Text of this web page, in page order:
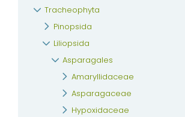
Tracheophyta
Pinopsida
Liliopsida
Asparagales
Amaryllidaceae
Asparagaceae
Hypoxidaceae